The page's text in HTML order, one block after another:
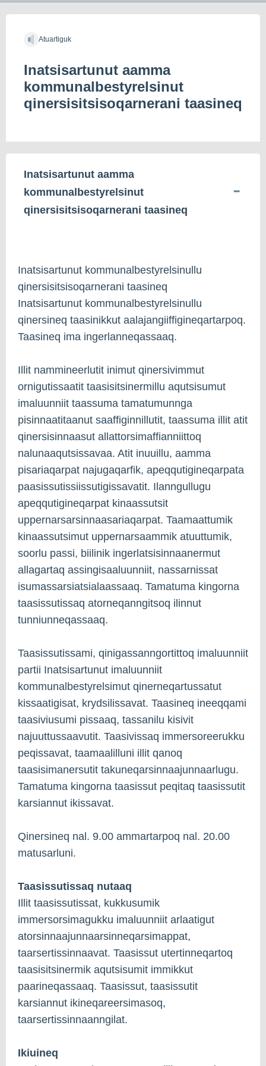
Atuartiguk
Inatsisartunut aamma
kommunalbestyrelsinut
qinersisitsisoqarnerani taasineq
Inatsisartunut aamma
kommunalbestyrelsinut
qinersisitsisoqarnerani taasineq
Inatsisartunut kommunalbestyrelsinullu
qinersisitsisoqarnerani taasineq
Inatsisartunut kommunalbestyrelsinullu
qinersineq taasinikkut aalajangiiffigineqartarpoq.
Taasineq ima ingerlanneqassaaq.
Illit nammineerlutit inimut qinersivimmut
ornigutissaatit taasisitsinermillu aqutsisumut
imaluunniit taassuma tamatumunnga
pisinnaatitaanut saaffiginnillutit, taassuma illit atit
qinersisinnaasut allattorsimaffianniittoq
nalunaaqutsissavaa. Atit inuuillu, aamma
pisariaqarpat najugaqarfik, apeqqutigineqarpata
paasissutissiissutigissavatit. Ilanngullugu
apeqqutigineqarpat kinaassutsit
uppernarsarsinnaasariaqarpat. Taamaattumik
kinaassutsimut uppernarsaammik atuuttumik,
soorlu passi, biilinik ingerlatsisinnaanermut
allagartaq assingisaaluunniit, nassarnissat
isumassarsiatsialaassaaq. Tamatuma kingorna
taasissutissaq atorneqanngitsoq ilinnut
tunniunneqassaaq.
Taasissutissami, qinigassanngortittoq imaluunniit
partii Inatsisartunut imaluunniit
kommunalbestyrelsimut qinerneqartussatut
kissaatigisat, krydsilissavat. Taasineq ineeqqami
taasiviusumi pissaaq, tassanilu kisivit
najuuttussaavutit. Taasivissaq immersoreerukku
peqissavat, taamaalilluni illit qanoq
taasisimanersutit takuneqarsinnaajunnaarlugu.
Tamatuma kingorna taasissut peqitaq taasissutit
karsiannut ikissavat.
Qinersineq nal. 9.00 ammartarpoq nal. 20.00
matusarluni.
Taasissutissaq nutaaq
Illit taasissutissat, kukkusumik
immersorsimagukku imaluunniit arlaatigut
atorsinnaajunnaarsinneqarsimappat,
taarsertissinnaavat. Taasissut utertinneqartoq
taasisitsinermik aqutsisumit immikkut
paarineqassaaq. Taasissut, taasissutit
karsiannut ikineqareersimasoq,
taarsertissinnaanngilat.
Ikiuineq